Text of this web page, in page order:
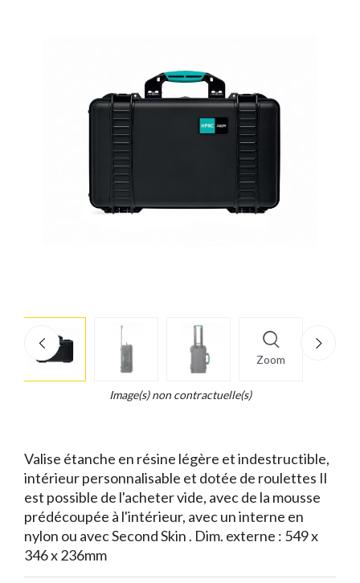
Zoom
info
Image(s) non contractuelle(s)
Valise étanche en résine légère et indestructible,
intérieur personnalisable et dotée de roulettes Il
est possible de l'acheter vide, avec de la mousse
prédécoupée à l'intérieur, avec un interne en
nylon ou avec Second Skin . Dim. externe : 549 x
346 x 236mm